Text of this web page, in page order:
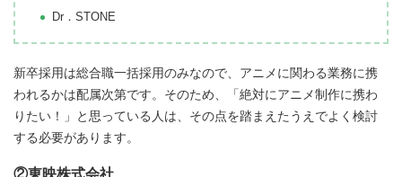
Dr．STONE
新卒採用は総合職一括採用のみなので、アニメに関わる業務に携
われるかは配属次第です。そのため、「絶対にアニメ制作に携わ
りたい！」と思っている人は、その点を踏まえたうえでよく検討
する必要があります。
②東映株式会社